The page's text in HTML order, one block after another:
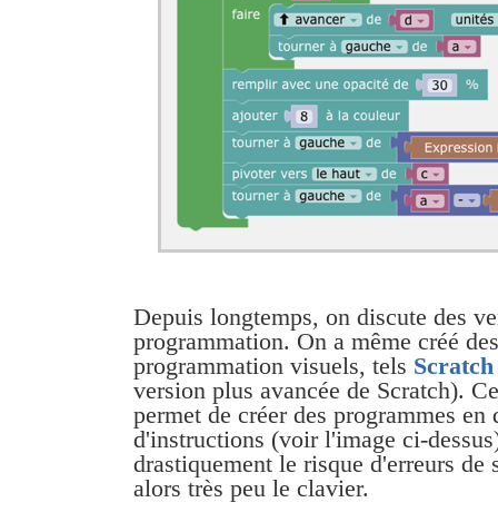
Depuis longtemps, on discute des
programmation. On a même créé
programmation visuels, tels Scratch
version plus avancée de Scratch).
permet de créer des programmes en
d'instructions (voir l'image ci-
drastiquement le risque d'erreurs
alors très peu le clavier.